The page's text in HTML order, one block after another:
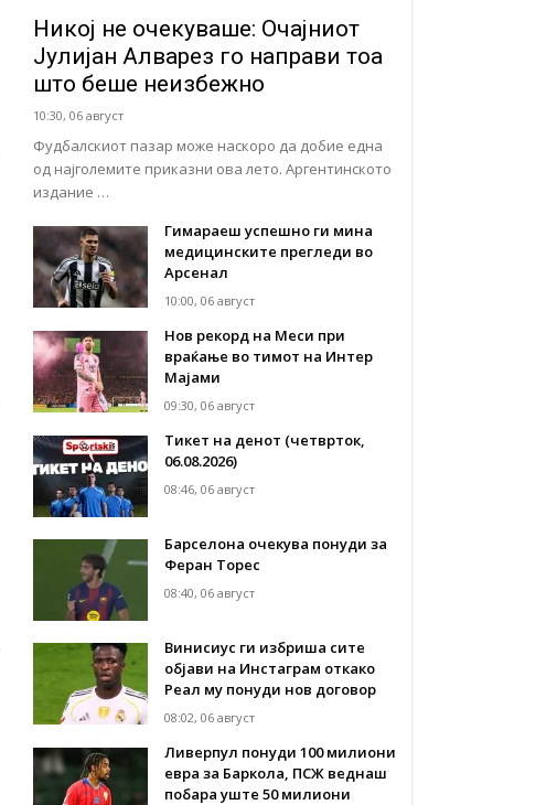
Никој не очекуваше: Очајниот
Јулијан Алварез го направи тоа
што беше неизбежно
10:30, 06 август
Фудбалскиот пазар може наскоро да добие една
од најголемите приказни ова лето. Аргентинското
издание …
Гимараеш успешно ги мина
медицинските прегледи во
Арсенал
10:00, 06 август
Нов рекорд на Меси при
враќање во тимот на Интер
Мајами
09:30, 06 август
Тикет на денот (четврток,
06.08.2026)
08:46, 06 август
Барселона очекува понуди за
Феран Торес
08:40, 06 август
Винисиус ги избриша сите
објави на Инстаграм откако
Реал му понуди нов договор
08:02, 06 август
Ливерпул понуди 100 милиони
евра за Баркола, ПСЖ веднаш
побара уште 50 милиони